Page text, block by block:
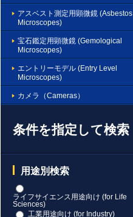
アスベスト測定用顕微鏡 (Asbestos
Microscopes)
宝石鑑定用顕微鏡 (Gemological
Microscopes)
エントリーモデル (Entry Level
Microscopes)
カメラ（Cameras）
条件を指定して検索
用途別検索
ライフサイエンス用途向け (for Life
Sciences)
工業用途向け (for Industry)